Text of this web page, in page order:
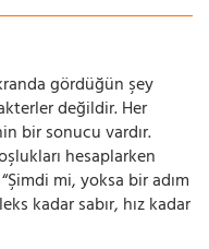
gördüğün şey
değildir. Her
bir sonucu vardır.
hesaplarken
mi, yoksa bir adım
kadar sabır, hız kadar